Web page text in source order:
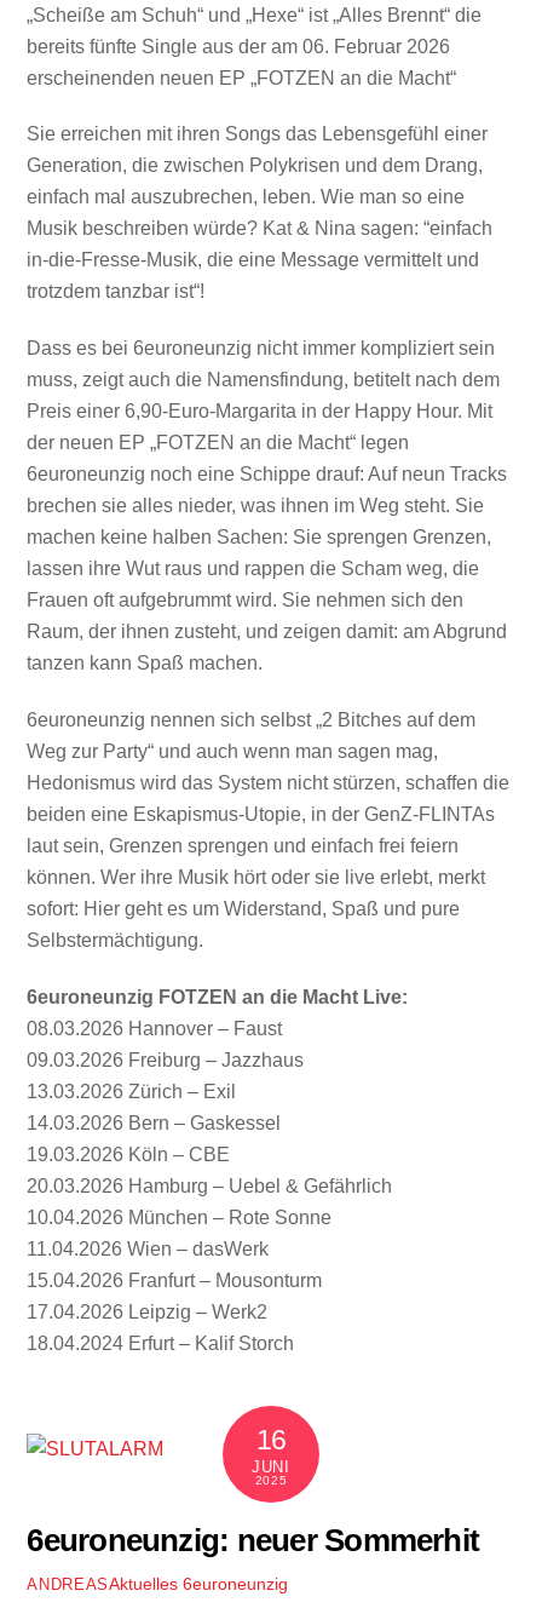
„Scheiße am Schuh“ und „Hexe“ ist „Alles Brennt“ die
bereits fünfte Single aus der am 06. Februar 2026
erscheinenden neuen EP „FOTZEN an die Macht“
Sie erreichen mit ihren Songs das Lebensgefühl einer
Generation, die zwischen Polykrisen und dem Drang,
einfach mal auszubrechen, leben. Wie man so eine
Musik beschreiben würde? Kat & Nina sagen: “einfach
in-die-Fresse-Musik, die eine Message vermittelt und
trotzdem tanzbar ist“!
Dass es bei 6euroneunzig nicht immer kompliziert sein
muss, zeigt auch die Namensfindung, betitelt nach dem
Preis einer 6,90-Euro-Margarita in der Happy Hour. Mit
der neuen EP „FOTZEN an die Macht“ legen
6euroneunzig noch eine Schippe drauf: Auf neun Tracks
brechen sie alles nieder, was ihnen im Weg steht. Sie
machen keine halben Sachen: Sie sprengen Grenzen,
lassen ihre Wut raus und rappen die Scham weg, die
Frauen oft aufgebrummt wird. Sie nehmen sich den
Raum, der ihnen zusteht, und zeigen damit: am Abgrund
tanzen kann Spaß machen.
6euroneunzig nennen sich selbst „2 Bitches auf dem
Weg zur Party“ und auch wenn man sagen mag,
Hedonismus wird das System nicht stürzen, schaffen die
beiden eine Eskapismus-Utopie, in der GenZ-FLINTAs
laut sein, Grenzen sprengen und einfach frei feiern
können. Wer ihre Musik hört oder sie live erlebt, merkt
sofort: Hier geht es um Widerstand, Spaß und pure
Selbstermächtigung.
6euroneunzig FOTZEN an die Macht Live:
08.03.2026 Hannover – Faust
09.03.2026 Freiburg – Jazzhaus
13.03.2026 Zürich – Exil
14.03.2026 Bern – Gaskessel
19.03.2026 Köln – CBE
20.03.2026 Hamburg – Uebel & Gefährlich
10.04.2026 München – Rote Sonne
11.04.2026 Wien – dasWerk
15.04.2026 Franfurt – Mousonturm
17.04.2026 Leipzig – Werk2
18.04.2024 Erfurt – Kalif Storch
16
JUNI
2025
6euroneunzig: neuer Sommerhit
ANDREASAktuelles 6euroneunzig